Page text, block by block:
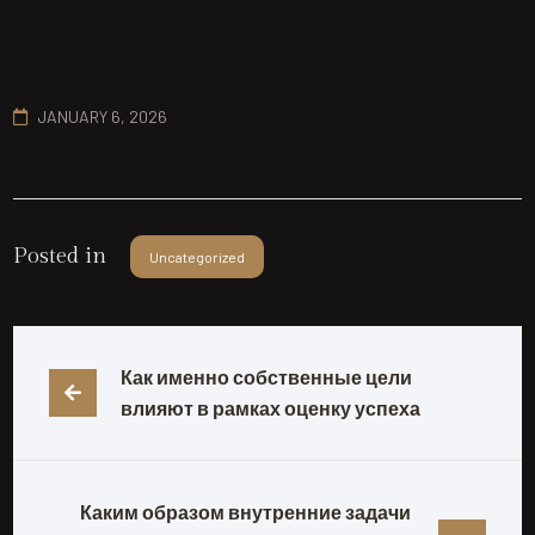
JANUARY 6, 2026
Posted in Uncategorized
Как именно собственные цели
влияют в рамках оценку успеха
Каким образом внутренние задачи